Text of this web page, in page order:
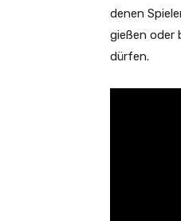
denen
gießen oder
dürfen.